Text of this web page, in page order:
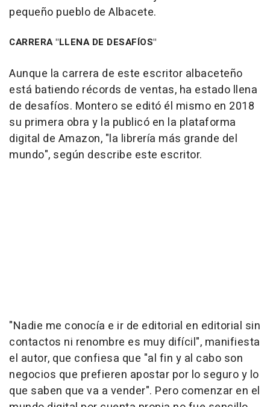
pequeño pueblo de Albacete.
CARRERA "LLENA DE DESAFÍOS"
Aunque la carrera de este escritor albaceteño
está batiendo récords de ventas, ha estado llena
de desafíos. Montero se editó él mismo en 2018
su primera obra y la publicó en la plataforma
digital de Amazon, "la librería más grande del
mundo", según describe este escritor.
"Nadie me conocía e ir de editorial en editorial sin
contactos ni renombre es muy difícil", manifiesta
el autor, que confiesa que "al fin y al cabo son
negocios que prefieren apostar por lo seguro y lo
que saben que va a vender". Pero comenzar en el